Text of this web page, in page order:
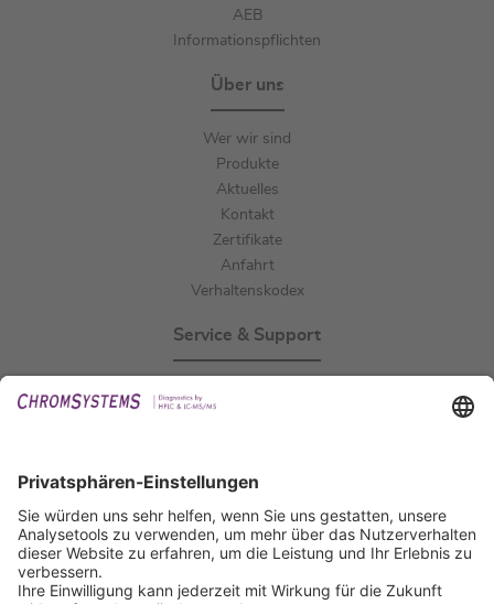
AEB
Informationspflichten
Über uns
Wer wir sind
Produkte
Aktuelles
Kontakt
Zertifikate
Anfahrt
Verhaltenskodex
Service & Support
IFU anfordern
Zertifizierungen